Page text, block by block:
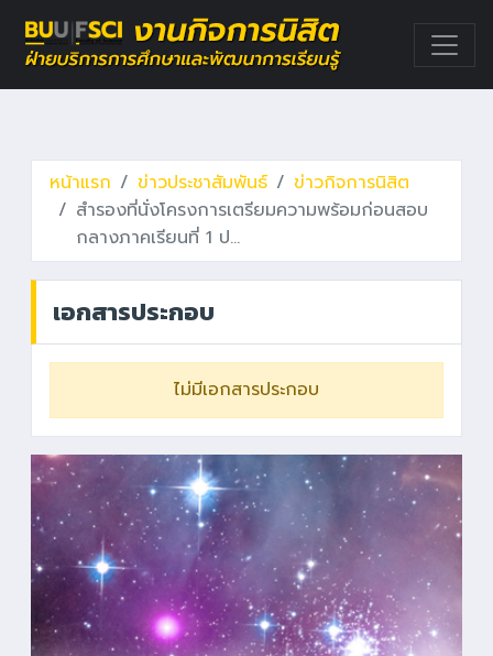
หน้าแรก ข่าวประชาสัมพันธ์
ข่าวกิจการนิสิต
สำรองที่นั่งโครงการเตรียมความพร้อมก่อนสอบ
กลางภาคเรียนที่ 1 ป…
เอกสารประกอบ
ไม่มีเอกสารประกอบ